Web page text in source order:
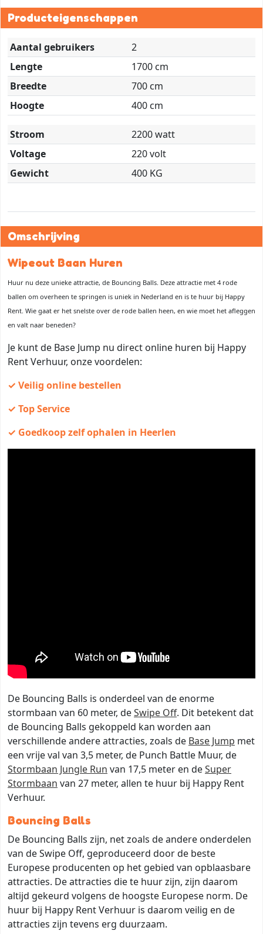
Producteigenschappen
Aantal gebruikers
2
Lengte
1700 cm
Breedte
700 cm
Hoogte
400 cm
Stroom
2200 watt
Voltage
220 volt
Gewicht
400 KG
Omschrijving
Wipeout Baan Huren
Huur nu deze unieke attractie, de Bouncing Balls. Deze attractie met 4 rode
ballen om overheen te springen is uniek in Nederland en is te huur bij Happy
Rent. Wie gaat er het snelste over de rode ballen heen, en wie moet het afleggen
en valt naar beneden?
Je kunt de Base Jump nu direct online huren bij Happy
Rent Verhuur, onze voordelen:
✓ Veilig online bestellen
✓ Top Service
✓ Goedkoop zelf ophalen in Heerlen
De Bouncing Balls is onderdeel van de enorme
stormbaan van 60 meter, deSwipe Off. Dit betekent dat
de Bouncing Balls gekoppeld kan worden aan
verschillende andere attracties, zoals de Base Jump met
een vrije val van 3,5 meter, de Punch Battle Muur, de
Stormbaan Jungle Run van 17,5 meter en deSuper
Stormbaan van 27 meter, allen te huur bij Happy Rent
Verhuur.
Bouncing Balls
De Bouncing Balls zijn, net zoals de andere onderdelen
van de Swipe Off, geproduceerd door de beste
Europese producenten op het gebied van opblaasbare
attracties. De attracties die te huur zijn, zijn daarom
altijd gekeurd volgens de hoogste Europese norm. De
huur bij Happy Rent Verhuur is daarom veilig en de
attracties zijn tevens erg duurzaam.